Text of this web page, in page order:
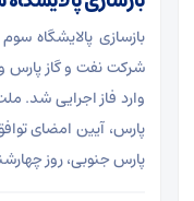
بازسازی پالایشگاه
شرکت نفت و گاز پارس
وارد فاز اجرایی شد.
پارس جنوبی، روز چهارشنبه (۱۴ مرداد) با حضور تورج